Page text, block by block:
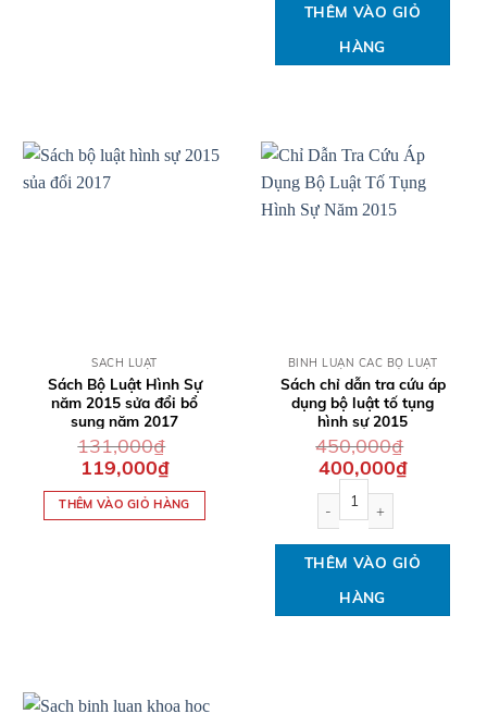
THÊM VÀO GIỎ
HÀNG
QUICK VIEW
SÁCH LUẬT
Sách Bộ Luật Hình Sự
năm 2015 sửa đổi bổ
sung năm 2017
131,000₫
Giá
gốc
là:
131,000₫.
119,000₫Giá
hiện
tại
là:
119,000₫.
THÊM VÀO GIỎ HÀNG
QUICK VIEW
BÌNH LUẬN CÁC BỘ LUẬT
Sách chỉ dẫn tra cứu áp
dụng bộ luật tố tụng
hình sự 2015
450,000₫
Giá
gốc
là:
450,000₫.
400,000₫Giá
hiện
THÊM VÀO GIỎ
HÀNG